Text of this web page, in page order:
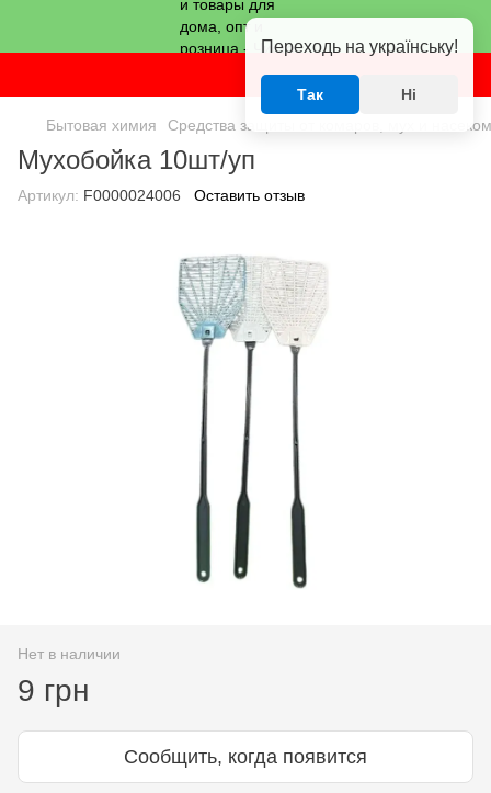
Бытовая химия Средства защиты от комаров, мух и
Мухобойка 10шт/уп
Артикул: F0000024006 Оставить отзыв
Нет в наличии
9 грн
Сообщить, когда появится
Переходь на українську!
Так Ні